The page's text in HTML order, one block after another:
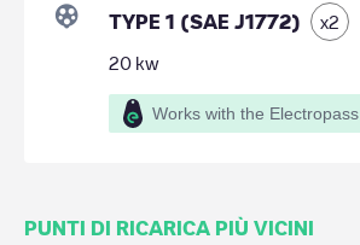
TYPE 1 (SAE J1772) x2
20 kw
Works with the Electropass
PUNTI DI RICARICA PIÙ VICINI